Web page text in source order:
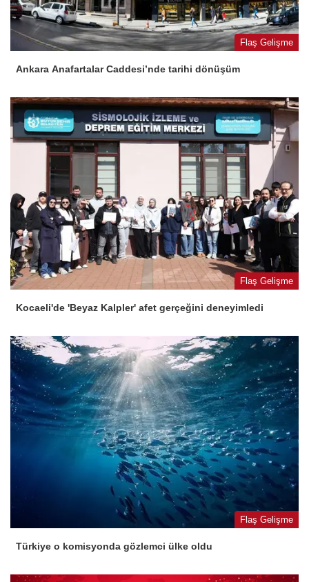
Flaş Gelişme
Ankara Anafartalar Caddesi’nde tarihi dönüşüm
Flaş Gelişme
Kocaeli'de 'Beyaz Kalpler' afet gerçeğini deneyimledi
Flaş Gelişme
Türkiye o komisyonda gözlemci ülke oldu